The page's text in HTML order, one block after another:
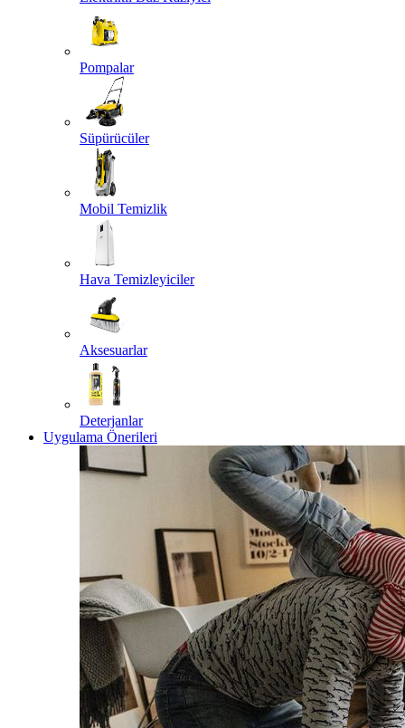
Pompalar
Süpürücüler
Mobil Temizlik
Hava Temizleyiciler
Aksesuarlar
Deterjanlar
Uygulama Önerileri